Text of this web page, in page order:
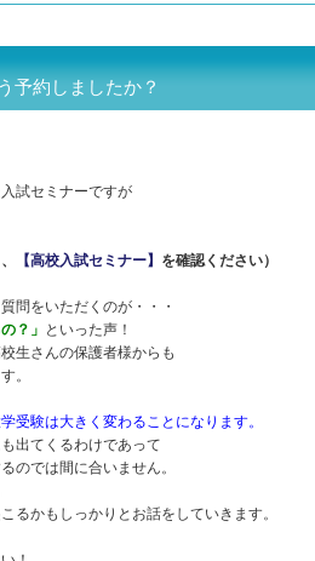
約しましたか？
試セミナーですが
、 【高校入試セミナー】 を確認ください）
問をいただくのが・・・
？」 といった声！
生さんの保護者様からも
。
受験は大きく変わることになります。
出てくるわけであって
のでは間に合いません。
るかもしっかりとお話をしていきます。